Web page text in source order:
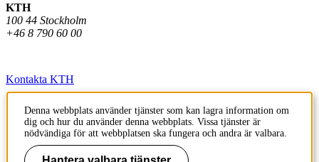
KTH
100 44 Stockholm
+46 8 790 60 00
Kontakta KTH
Jobba på KTH
Press och media
Denna webbplats använder tjänster som kan lagra information om
dig och hur du använder denna webbplats. Vissa tjänster är
nödvändiga för att webbplatsen ska fungera och andra är valbara.